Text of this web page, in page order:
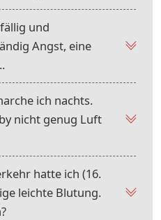
und
Angst, eine
ich nachts.
nicht genug Luft
hatte ich (16.
leichte Blutung.